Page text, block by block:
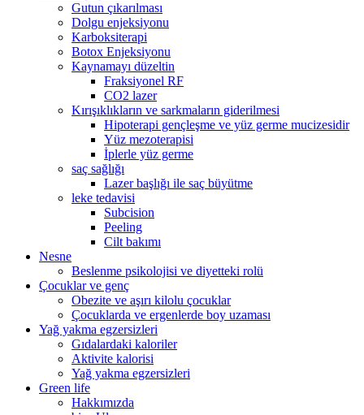
Gutun çıkarılması
Dolgu enjeksiyonu
Karboksiterapi
Botox Enjeksiyonu
Kaynamayı düzeltin
Fraksiyonel RF
CO2 lazer
Kırışıklıkların ve sarkmaların giderilmesi
Hipoterapi gençleşme ve yüz germe mucizesidir
Yüz mezoterapisi
İplerle yüz germe
saç sağlığı
Lazer başlığı ile saç büyütme
leke tedavisi
Subcision
Peeling
Cilt bakımı
Nesne
Beslenme psikolojisi ve diyetteki rolü
Çocuklar ve genç
Obezite ve aşırı kilolu çocuklar
Çocuklarda ve ergenlerde boy uzaması
Yağ yakma egzersizleri
Gıdalardaki kaloriler
Aktivite kalorisi
Yağ yakma egzersizleri
Green life
Hakkımızda